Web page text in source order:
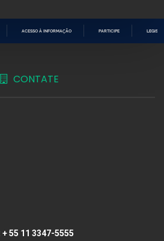
ACESSO À INFORMAÇÃO PARTICIPE
CONTATE
+ 55 11 3347-5555